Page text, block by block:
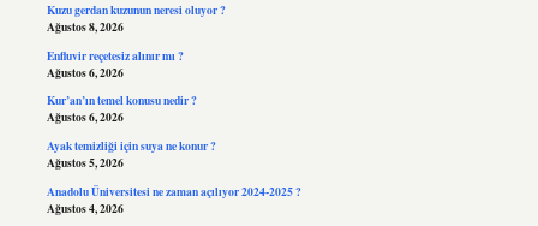
Kuzu gerdan kuzunun neresi oluyor ?
Ağustos 8, 2026
Enfluvir reçetesiz alınır mı ?
Ağustos 6, 2026
Kur’an’ın temel konusu nedir ?
Ağustos 6, 2026
Ayak temizliği için suya ne konur ?
Ağustos 5, 2026
Anadolu Üniversitesi ne zaman açılıyor 2024-2025 ?
Ağustos 4, 2026